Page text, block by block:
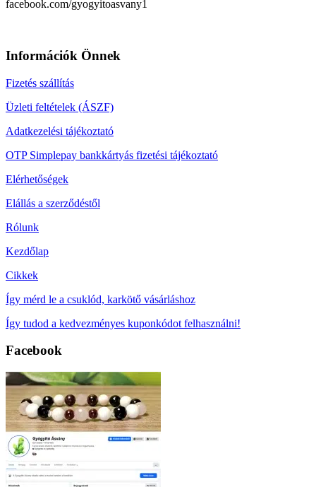
facebook.com/gyogyitoasvany1
Információk Önnek
Fizetés szállítás
Üzleti feltételek (ÁSZF)
Adatkezelési tájékoztató
OTP Simplepay bankkártyás fizetési tájékoztató
Elérhetőségek
Elállás a szerződéstől
Rólunk
Kezdőlap
Cikkek
Így mérd le a csuklód, karkötő vásárláshoz
Így tudod a kedvezményes kuponkódot felhasználni!
Facebook